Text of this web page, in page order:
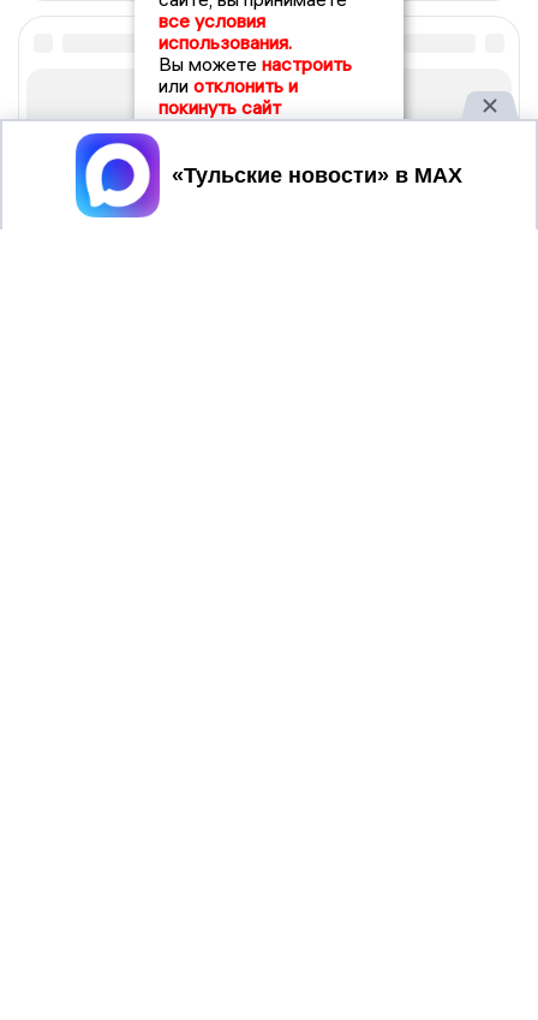
все условия
использования.
Вы можете настроить
или отклонить и
покинуть сайт
Принять